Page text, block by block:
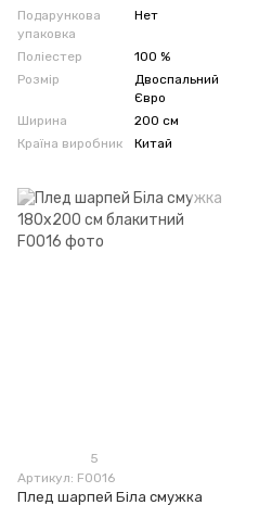
Подарункова
упаковка
Нет
Поліестер
100 %
Розмір
Двоспальний
Євро
Ширина
200 см
Країна виробник
Китай
5
Артикул: F0016
Плед шарпей Біла смужка